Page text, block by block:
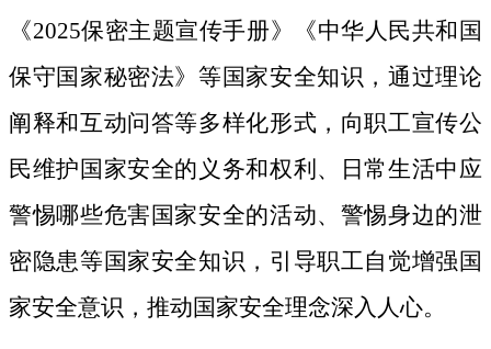
《2025保密主题宣传手册》《中华人民共和国
保守国家秘密法》等国家安全知识，通过理论
阐释和互动问答等多样化形式，向职工宣传公
民维护国家安全的义务和权利、日常生活中应
警惕哪些危害国家安全的活动、警惕身边的泄
密隐患等国家安全知识，引导职工自觉增强国
家安全意识，推动国家安全理念深入人心。